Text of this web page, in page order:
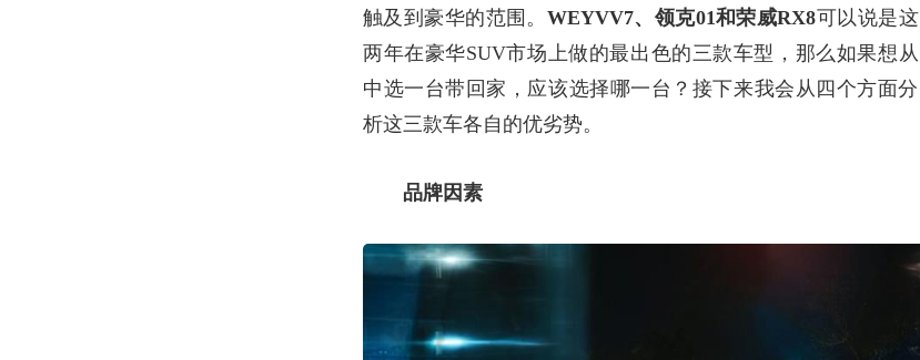
触及到豪华的范围。 WEYVV7、领克01和荣威RX8可以说是这
两年在豪华SUV市场上做的最出色的三款车型，那么如果想从
中选一台带回家，应该选择哪一台？接下来我会从四个方面分
析这三款车各自的优劣势。
品牌因素